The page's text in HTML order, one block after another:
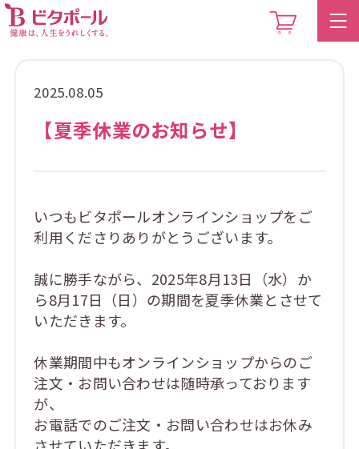
2025.08.05
【夏季休業のお知らせ】
いつもビタポールオンラインショップをご
利用くださりありがとうございます。
誠に勝手ながら、2025年8月13日（水）か
ら8月17日（日）の期間を夏季休業とさせて
いただきます。
休業期間中もオンラインショップからのご
注文・お問い合わせは随時承っております
が、
お電話でのご注文・お問い合わせはお休み